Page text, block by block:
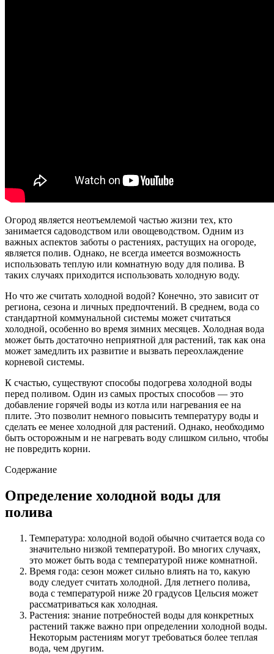
Огород является неотъемлемой частью жизни тех, кто
занимается садоводством или овощеводством. Одним из
важных аспектов заботы о растениях, растущих на огороде,
является полив. Однако, не всегда имеется возможность
использовать теплую или комнатную воду для полива. В
таких случаях приходится использовать холодную воду.
Но что же считать холодной водой? Конечно, это зависит от
региона, сезона и личных предпочтений. В среднем, вода со
стандартной коммунальной системы может считаться
холодной, особенно во время зимних месяцев. Холодная вода
может быть достаточно неприятной для растений, так как она
может замедлить их развитие и вызвать переохлаждение
корневой системы.
К счастью, существуют способы подогрева холодной воды
перед поливом. Один из самых простых способов — это
добавление горячей воды из котла или нагревания ее на
плите. Это позволит немного повысить температуру воды и
сделать ее менее холодной для растений. Однако, необходимо
быть осторожным и не нагревать воду слишком сильно, чтобы
не повредить корни.
Содержание
Определение холодной воды для
полива
Температура: холодной водой обычно считается вода со
значительно низкой температурой. Во многих случаях,
это может быть вода с температурой ниже комнатной.
Время года: сезон может сильно влиять на то, какую
воду следует считать холодной. Для летнего полива,
вода с температурой ниже 20 градусов Цельсия может
рассматриваться как холодная.
Растения: знание потребностей воды для конкретных
растений также важно при определении холодной воды.
Некоторым растениям могут требоваться более теплая
вода, чем другим.